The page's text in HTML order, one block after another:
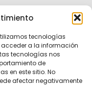
tecnologías
a la información
tecnologías nos
de
en este sitio. No
afectar negativamente